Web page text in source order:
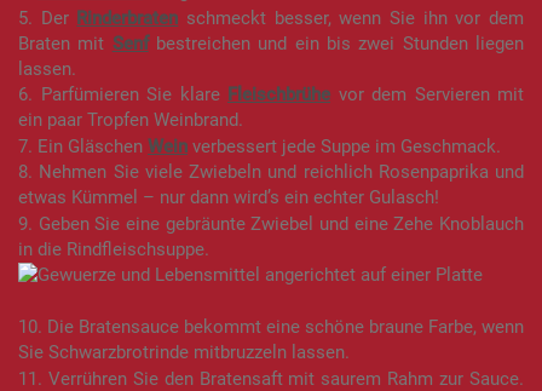
5. Der Rinderbraten schmeckt besser, wenn Sie ihn vor dem
Braten mit Senfbestreichen und ein bis zwei Stunden liegen
lassen.
6. Parfümieren Sie klare Fleischbrühe vor dem Servieren mit
ein paar Tropfen Weinbrand.
7. Ein Gläschen Wein verbessert jede Suppe im Geschmack.
8. Nehmen Sie viele Zwiebeln und reichlich Rosenpaprika und
etwas Kümmel – nur dann wird’s ein echter Gulasch!
9. Geben Sie eine gebräunte Zwiebel und eine Zehe Knoblauch
in die Rindfleischsuppe.
10. Die Bratensauce bekommt eine schöne braune Farbe, wenn
Sie Schwarzbrotrinde mitbruzzeln lassen.
11. Verrühren Sie den Bratensaft mit saurem Rahm zur Sauce.